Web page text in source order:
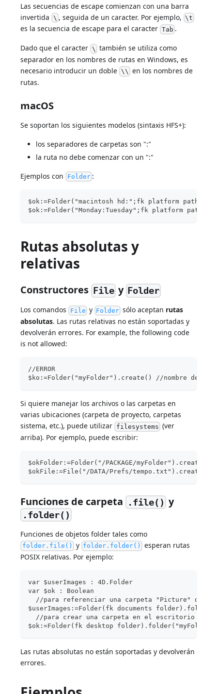
Las secuencias de escape comienzan con una barra
invertida \ , seguida de un caracter. Por ejemplo, \t
es la secuencia de escape para el caracter Tab .
Dado que el caracter \ también se utiliza como
separador en los nombres de rutas en Windows, es
necesario introducir un doble \\ en los nombres de
rutas.
macOS
Se soportan los siguientes modelos (sintaxis HFS+):
los separadores de carpetas son ":"
la ruta no debe comenzar con un ":"
Ejemplos con Folder :
$ok:=Folder("macintosh hd:";fk platform
$ok:=Folder("Monday:Tuesday";fk platform
Rutas absolutas y
relativas
Constructores Filey Folder
Los comandos File y Folder sólo aceptan rutas
absolutas. Las rutas relativas no están soportadas y
devolverán errores. For example, the following code
is not allowed:
//ERROR
$ko:=Folder("myFolder").create() //nombre de
Si quiere manejar los archivos o las carpetas en
varias ubicaciones (carpeta de proyecto, carpetas
sistema, etc.), puede utilizar filesystems (ver
arriba). Por ejemplo, puede escribir:
$okFolder:=Folder("/PACKAGE/
$okFile:=File("/DATA/Prefs/tempo.txt").create()
Funciones de carpeta .file() y
.folder()
Funciones de objetos folder tales como
folder.file() y folder.folder()
esperan rutas
POSIX relativas. Por ejemplo:
var $userImages : 4D.Folder
var $ok : Boolean
//para referenciar una carpeta "Picture"
$userImages:=Folder(fk documents
  //para crear una carpeta en el escritorio
$ok:=Folder(fk desktop
Las rutas absolutas no están soportadas y devolverán
errores.